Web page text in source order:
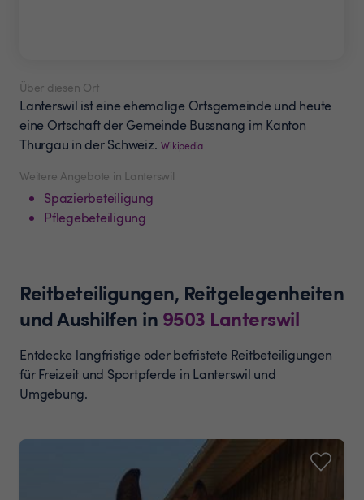
Weitere Angebote in Lanterswil
Spazierbeteiligung
Pflegebeteiligung
Über diesen Ort
Lanterswil ist eine ehemalige Ortsgemeinde und heute
eine Ortschaft der Gemeinde Bussnang im Kanton
Thurgau in der Schweiz. Wikipedia
Reitbeteiligungen, Reitgelegenheiten
und Aushilfen in 9503 Lanterswil
Entdecke langfristige oder befristete Reitbeteiligungen
für Freizeit und Sportpferde in Lanterswil und
Umgebung.